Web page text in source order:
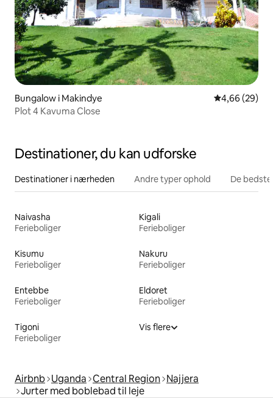
Bungalow i Makindye 4,66 ud af 5 i
4,66 (29)
Plot 4 Kavuma Close
Destinationer, du kan udforske
Destinationer i nærheden Andre typer ophold De
Naivasha
Ferieboliger
Kigali
Ferieboliger
Kisumu
Ferieboliger
Nakuru
Ferieboliger
Entebbe
Ferieboliger
Eldoret
Ferieboliger
Tigoni
Ferieboliger
Vis flere
Airbnb Uganda Central Region Najjera
Jurter med boblebad til leje